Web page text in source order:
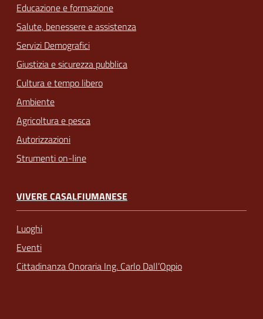
Educazione e formazione
Salute, benessere e assistenza
Servizi Demografici
Giustizia e sicurezza pubblica
Cultura e tempo libero
Ambiente
Agricoltura e pesca
Autorizzazioni
Strumenti on-line
VIVERE CASALFIUMANESE
Luoghi
Eventi
Cittadinanza Onoraria Ing. Carlo Dall’Oppio